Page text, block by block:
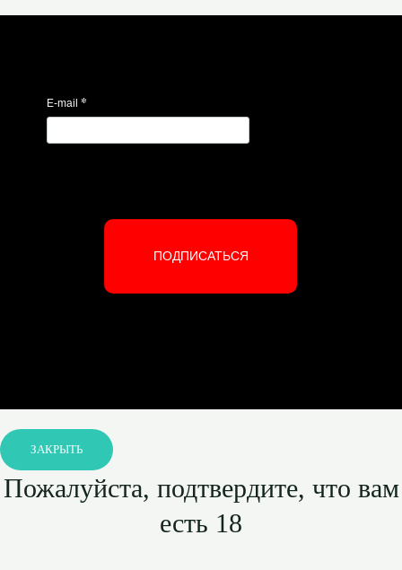
E-mail *
ПОДПИСАТЬСЯ
ЗАКРЫТЬ
Пожалуйста, подтвердите, что вам
есть 18